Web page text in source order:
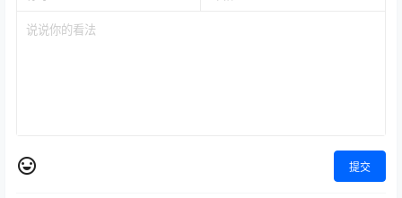
提交